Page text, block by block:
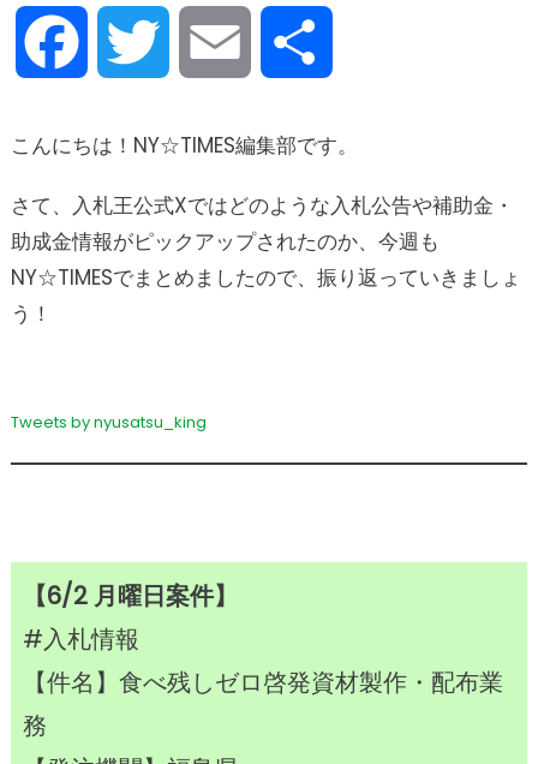
Facebook Twitter Email
こんにちは！NY☆TIMES編集部です。
さて、入札王公式Xではどのような入札公告や補助金・
助成金情報がピックアップされたのか、今週も
NY☆TIMESでまとめましたので、振り返っていきましょ
う！
Tweets by nyusatsu_king
【6/2 月曜日案件】
#入札情報
【件名】食べ残しゼロ啓発資材製作・配布業
務